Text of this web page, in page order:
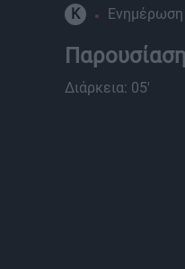
K Ενημέρωση
Διάρκεια: 05'